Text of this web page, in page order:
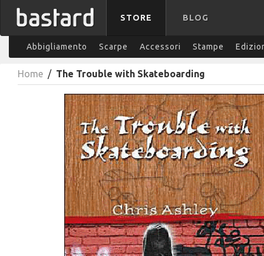
STORE BLOG
Abbigliamento Scarpe Accessori Stampe
Home / The Trouble with Skateboarding